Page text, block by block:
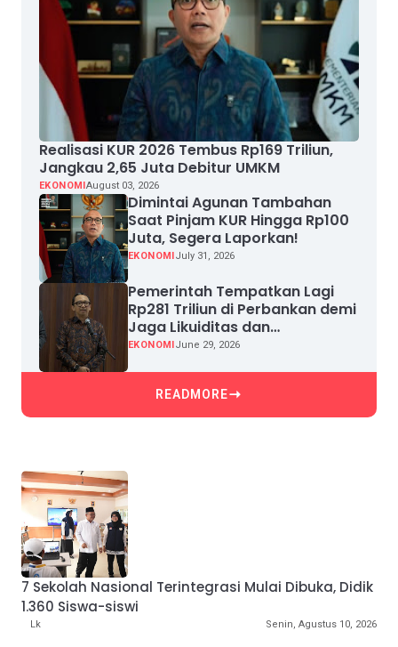
Realisasi KUR 2026 Tembus Rp169 Triliun,
Jangkau 2,65 Juta Debitur UMKM
EKONOMIAugust 03, 2026
Dimintai Agunan Tambahan
Saat Pinjam KUR Hingga Rp100
Juta, Segera Laporkan!
EKONOMIJuly 31, 2026
Pemerintah Tempatkan Lagi
Rp281 Triliun di Perbankan demi
Jaga Likuiditas dan
Pertumbuhan Kredit
EKONOMIJune 29, 2026
READMORE
7 Sekolah Nasional Terintegrasi Mulai Dibuka, Didik
1.360 Siswa-siswi
Lk Senin, Agustus 10, 2026